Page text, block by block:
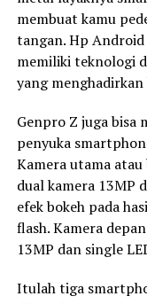
membuat kamu
tangan. Hp
memiliki teknologi
yang
Genpro Z juga bisa
penyuka
Kamera utama
dual kamera 13MP
efek bokeh pada
flash. Kamera
13MP dan single
Itulah tiga